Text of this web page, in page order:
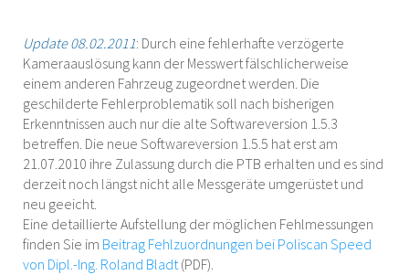
Update 08.02.2011: Durch eine fehlerhafte verzögerte
Kameraauslösung kann der Messwert fälschlicherweise
einem anderen Fahrzeug zugeordnet werden. Die
geschilderte Fehlerproblematik soll nach bisherigen
Erkenntnissen auch nur die alte Softwareversion 1.5.3
betreffen. Die neue Softwareversion 1.5.5 hat erst am
21.07.2010 ihre Zulassung durch die PTB erhalten und es sind
derzeit noch längst nicht alle Messgeräte umgerüstet und
neu geeicht.
Eine detaillierte Aufstellung der möglichen Fehlmessungen
finden Sie im Beitrag Fehlzuordnungen bei Poliscan Speed
von Dipl.-Ing. Roland Bladt(PDF).